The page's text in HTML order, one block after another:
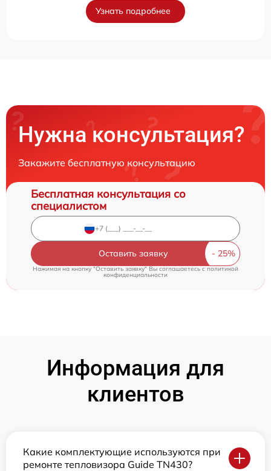
Узнать подробнее
Нужна консультация?
Закажите бесплатную консультацию
Бесплатная консультация со
специалистом
Оставить заявку
Нажимая на кнопку "Оставить заявку" Вы соглашаетесь cполитикой
конфиденциальности
Информация для
клиентов
Какие комплектующие используются при
ремонте тепловизора Guide TN430?